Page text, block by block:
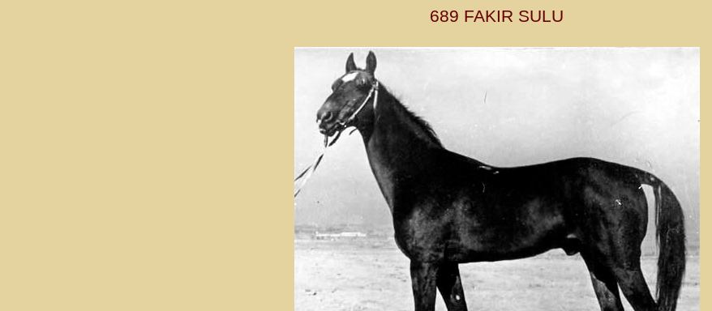
689 FAKIR SULU